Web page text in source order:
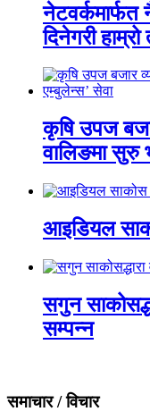
दिनेगरी
कृषि उपज
वालिङमा सुरु
आइडियल
सगुन
सम्पन्न
समाचार / विचार